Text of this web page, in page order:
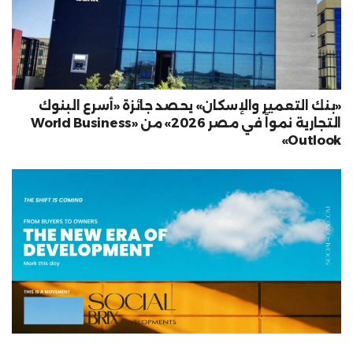
«بنك التعمير والإسكان» يحصد جائزة «أسرع البنوك
التجارية نمواً في مصر 2026» من «World Business
Outlook»